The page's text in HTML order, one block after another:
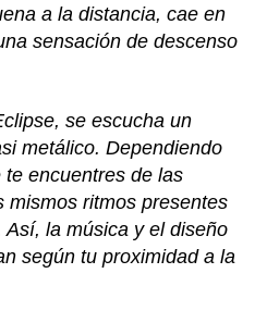
a la distancia, cae en
sensación de descenso
se escucha un
metálico. Dependiendo
encuentres de las
mismos ritmos presentes
la música y el diseño
según tu proximidad a la